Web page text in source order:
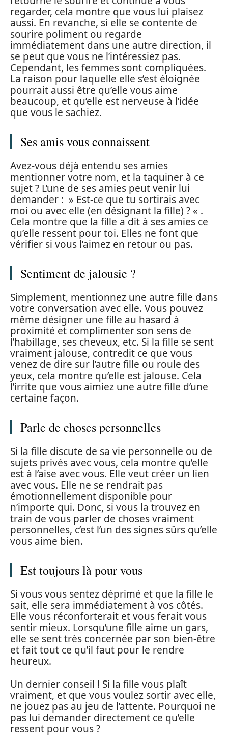
regarder, cela montre que vous lui plaisez
aussi. En revanche, si elle se contente de
sourire poliment ou regarde
immédiatement dans une autre direction, il
se peut que vous ne l’intéressiez pas.
Cependant, les femmes sont compliquées.
La raison pour laquelle elle s’est éloignée
pourrait aussi être qu’elle vous aime
beaucoup, et qu’elle est nerveuse à l’idée
que vous le sachiez.
Ses amis vous connaissent
Avez-vous déjà entendu ses amies
mentionner votre nom, et la taquiner à ce
sujet ? L’une de ses amies peut venir lui
demander : » Est-ce que tu sortirais avec
moi ou avec elle (en désignant la fille) ? « .
Cela montre que la fille a dit à ses amies ce
qu’elle ressent pour toi. Elles ne font que
vérifier si vous l’aimez en retour ou pas.
Sentiment de jalousie ?
Simplement, mentionnez une autre fille dans
votre conversation avec elle. Vous pouvez
même désigner une fille au hasard à
proximité et complimenter son sens de
l’habillage, ses cheveux, etc. Si la fille se sent
vraiment jalouse, contredit ce que vous
venez de dire sur l’autre fille ou roule des
yeux, cela montre qu’elle est jalouse. Cela
l’irrite que vous aimiez une autre fille d’une
certaine façon.
Parle de choses personnelles
Si la fille discute de sa vie personnelle ou de
sujets privés avec vous, cela montre qu’elle
est à l’aise avec vous. Elle veut créer un lien
avec vous. Elle ne se rendrait pas
émotionnellement disponible pour
n’importe qui. Donc, si vous la trouvez en
train de vous parler de choses vraiment
personnelles, c’est l’un des signes sûrs qu’elle
vous aime bien.
Est toujours là pour vous
Si vous vous sentez déprimé et que la fille le
sait, elle sera immédiatement à vos côtés.
Elle vous réconforterait et vous ferait vous
sentir mieux. Lorsqu’une fille aime un gars,
elle se sent très concernée par son bien-être
et fait tout ce qu’il faut pour le rendre
heureux.
Un dernier conseil ! Si la fille vous plaît
vraiment, et que vous voulez sortir avec elle,
ne jouez pas au jeu de l’attente. Pourquoi ne
pas lui demander directement ce qu’elle
ressent pour vous ?